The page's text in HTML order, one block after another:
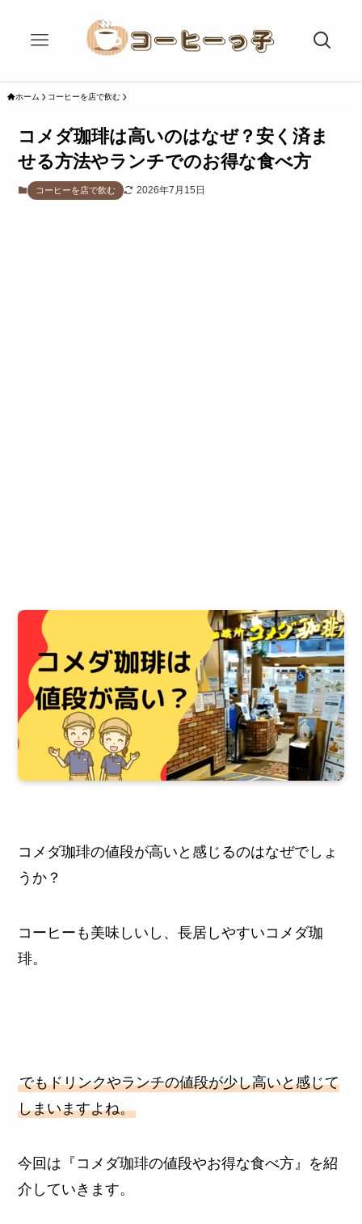
ホーム コーヒーを店で飲む
コメダ珈琲は高いのはなぜ？安く済ま
せる方法やランチでのお得な食べ方
コーヒーを店で飲む 2026年7月15日
コメダ珈琲の値段が高いと感じるのはなぜでしょ
うか？
コーヒーも美味しいし、長居しやすいコメダ珈
琲。
でもドリンクやランチの値段が少し高いと感じて
しまいますよね。
今回は『コメダ珈琲の値段やお得な食べ方』を紹
介していきます。